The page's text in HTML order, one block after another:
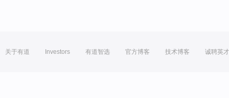
关于有道 Investors 有道智选 官方博客 技术博客 诚聘英才